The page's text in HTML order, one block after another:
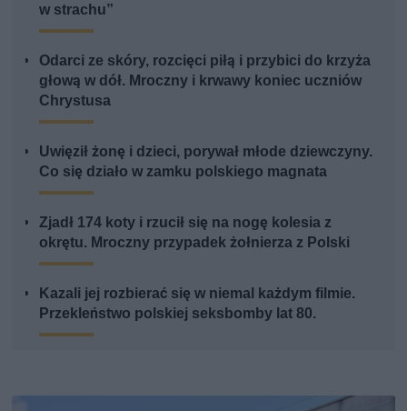
w strachu”
Odarci ze skóry, rozcięci piłą i przybici do krzyża
głową w dół. Mroczny i krwawy koniec uczniów
Chrystusa
Uwięził żonę i dzieci, porywał młode dziewczyny.
Co się działo w zamku polskiego magnata
Zjadł 174 koty i rzucił się na nogę kolesia z
okrętu. Mroczny przypadek żołnierza z Polski
Kazali jej rozbierać się w niemal każdym filmie.
Przekleństwo polskiej seksbomby lat 80.